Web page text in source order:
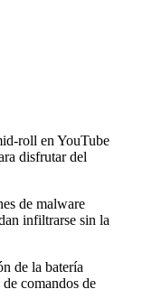
roll en YouTube
disfrutar del
de malware
infiltrarse sin la
de la batería
comandos de